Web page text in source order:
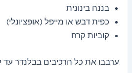
בננה בינונית
כפית דבש או מייפל (אופציונלי)
קוביות קרח
ערבבו את כל הרכיבים בבלנדר